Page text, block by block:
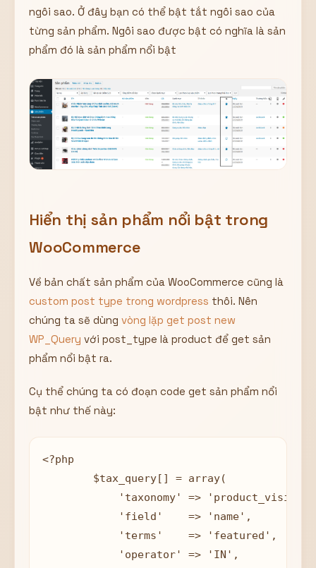
ngôi sao. Ở đây bạn có thể bật tắt ngôi sao của
từng sản phẩm. Ngôi sao được bật có nghĩa là sản
phẩm đó là sản phẩm nổi bật
Hiển thị sản phẩm nổi bật trong
WooCommerce
Về bản chất sản phẩm của WooCommerce cũng là
custom post type trong wordpress thôi. Nên
chúng ta sẽ dùng vòng lặp get post new
WP_Query với post_type là product để get sản
phẩm nổi bật ra.
Cụ thể chúng ta có đoạn code get sản phẩm nổi
bật như thế này:
<?php